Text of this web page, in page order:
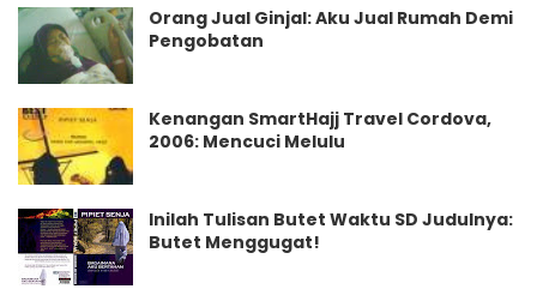
Orang Jual Ginjal: Aku Jual Rumah Demi
Pengobatan
Kenangan SmartHajj Travel Cordova,
2006: Mencuci Melulu
Inilah Tulisan Butet Waktu SD Judulnya:
Butet Menggugat!